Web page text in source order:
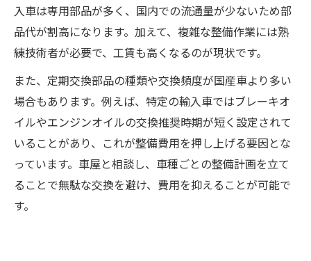
入車は専用部品が多く、国内での流通量が少ないため部
品代が割高になります。加えて、複雑な整備作業には熟
練技術者が必要で、工賃も高くなるのが現状です。
また、定期交換部品の種類や交換頻度が国産車より多い
場合もあります。例えば、特定の輸入車ではブレーキオ
イルやエンジンオイルの交換推奨時期が短く設定されて
いることがあり、これが整備費用を押し上げる要因とな
っています。車屋と相談し、車種ごとの整備計画を立て
ることで無駄な交換を避け、費用を抑えることが可能で
す。